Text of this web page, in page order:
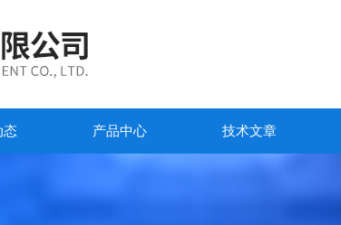
态 产品中心 技术文章